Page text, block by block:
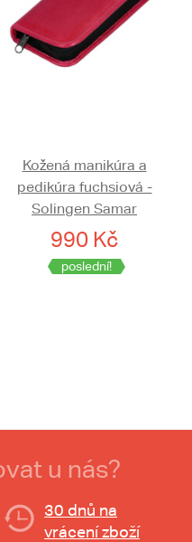
Kožená manikúra a
pedikúra fuchsiová -
Solingen Samar
990 Kč
poslední!
u nás?
30 dnů na
vrácení zboží